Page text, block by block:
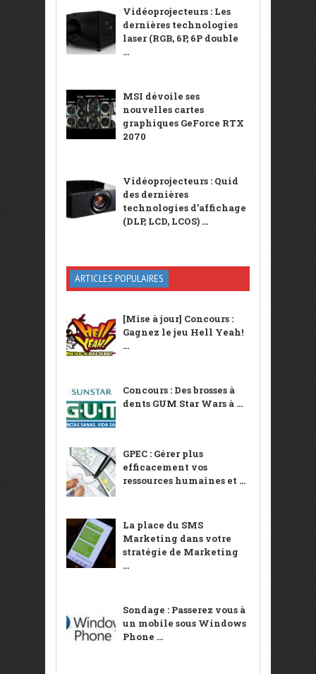
Vidéoprojecteurs : Les
dernières technologies
laser (RGB, 6P, 6P double
...
MSI dévoile ses
nouvelles cartes
graphiques GeForce RTX
2070
Vidéoprojecteurs : Quid
des dernières
technologies d’affichage
(DLP, LCD, LCOS) ...
ARTICLES POPULAIRES
[Mise à jour] Concours :
Gagnez le jeu Hell Yeah!
...
Concours : Des brosses à
dents GUM Star Wars à ...
GPEC : Gérer plus
efficacement vos
ressources humaines et ...
La place du SMS
Marketing dans votre
stratégie de Marketing
...
Sondage : Passerez vous à
un mobile sous Windows
Phone ...